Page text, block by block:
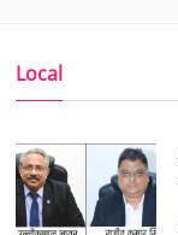
Local